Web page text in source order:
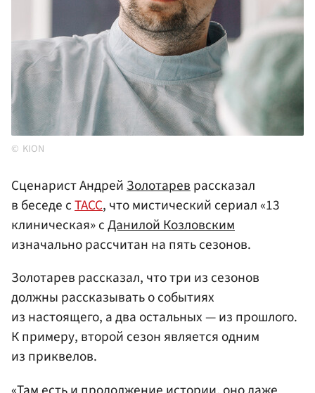
KION
Сценарист АндрейЗолотареврассказал
в беседе сТАСС, что мистический сериал «13
клиническая» сДанилой Козловским
изначально рассчитан на пять сезонов.
Золотарев рассказал, что три из сезонов
должны рассказывать о событиях
из настоящего, а два остальных — из прошлого.
К примеру, второй сезон является одним
из приквелов.